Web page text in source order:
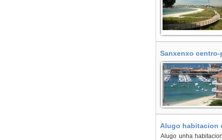
Sanxenxo centro-
Alugo habitacion
Alugo unha